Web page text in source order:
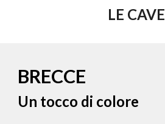
LE CAVE
BRECCE
Un tocco di colore